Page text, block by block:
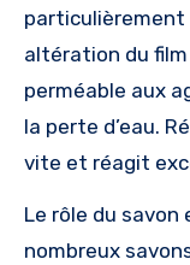
particulièrement
altération du film
perméable aux
la perte d’eau.
vite et réagit
Le rôle du
nombreux